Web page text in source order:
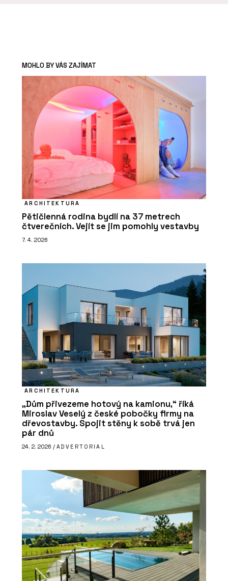
MOHLO BY VÁS ZAJÍMAT
ARCHITEKTURA
Pětičlenná rodina bydlí na 37 metrech
čtverečních. Vejít se jim pomohly vestavby
7. 4. 2026
ARCHITEKTURA
„Dům přivezeme hotový na kamionu,“ říká
Miroslav Veselý z české pobočky firmy na
dřevostavby. Spojit stěny k sobě trvá jen
pár dnů
24. 2. 2026 / ADVERTORIAL